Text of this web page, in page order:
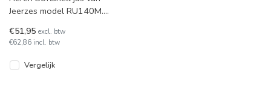
Jeerzes model RU140M.
kleuren.
€51,95 excl. btw
€62,86 incl. btw
Vergelijk